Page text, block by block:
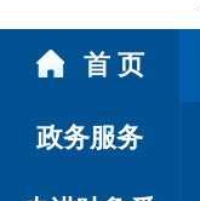
首 页
政务服务